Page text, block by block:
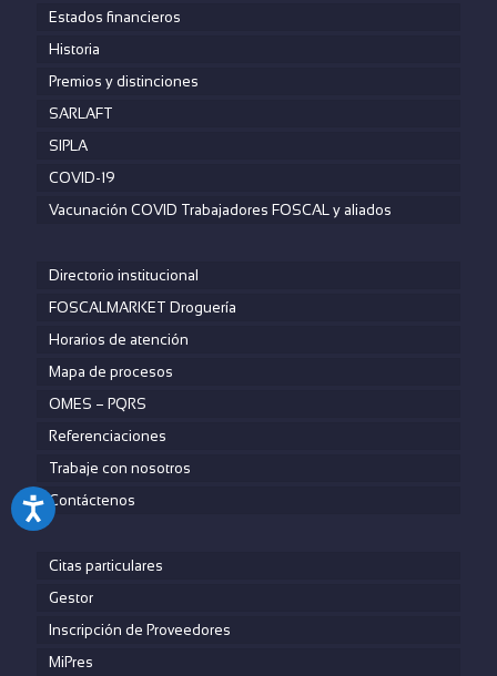
Estados financieros
Historia
Premios y distinciones
SARLAFT
SIPLA
COVID-19
Vacunación COVID Trabajadores FOSCAL y aliados
Directorio institucional
FOSCALMARKET Droguería
Horarios de atención
Mapa de procesos
OMES – PQRS
Referenciaciones
Trabaje con nosotros
Contáctenos
Citas particulares
Gestor
Inscripción de Proveedores
MiPres